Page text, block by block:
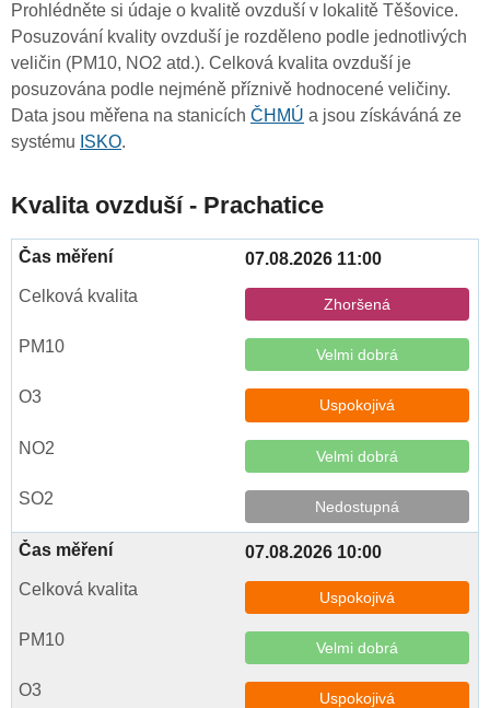
Prohlédněte si údaje o kvalitě ovzduší v lokalitě Těšovice.
Posuzování kvality ovzduší je rozděleno podle jednotlivých
veličin (PM10, NO2 atd.). Celková kvalita ovzduší je
posuzována podle nejméně příznivě hodnocené veličiny.
Data jsou měřena na stanicích ČHMÚ a jsou získáváná ze
systému ISKO.
Kvalita ovzduší - Prachatice
07.08.2026 11:00
Zhoršená
Velmi dobrá
Uspokojivá
Velmi dobrá
Nedostupná
07.08.2026 10:00
Uspokojivá
Velmi dobrá
Uspokojivá